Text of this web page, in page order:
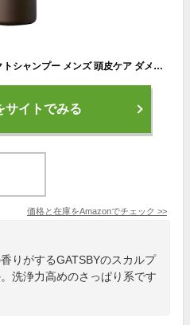
GATSBY(ギャツビー) パーフェクトシャンプー メンズ 頭皮ケア ダメージケア
サイトでみる
価格と在庫をAmazonでチェック >>
りがするGATSBYのスカルプ
洗浄力高めのさっぱり系です